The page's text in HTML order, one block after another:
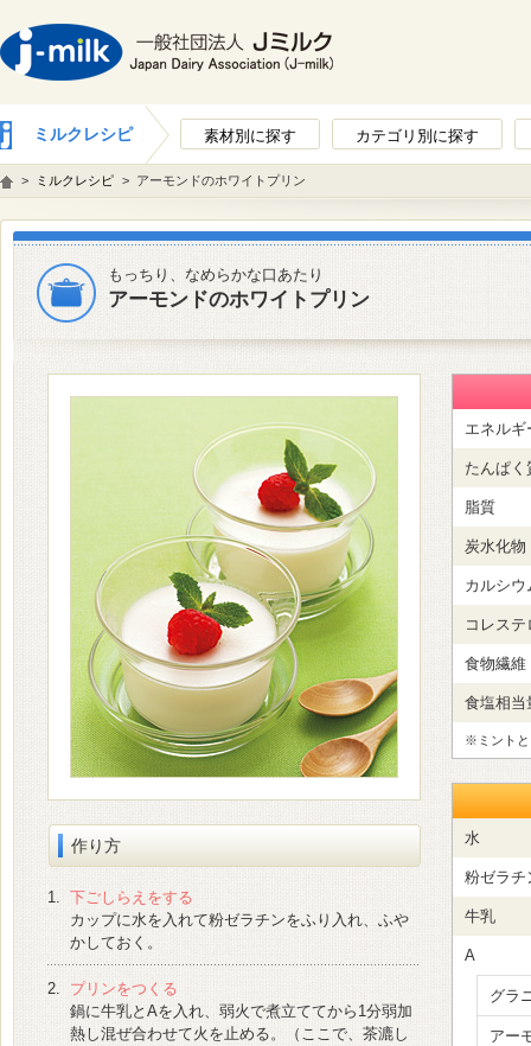
ミルクレシピ 素材別に探す カテゴリ別に探す
> ミルクレシピ > アーモンドのホワイトプリン
もっちり、なめらかな口あたり
アーモンドのホワイトプリン
作り方
1. 下ごしらえをする
カップに水を入れて粉ゼラチンをふり入れ、ふや
かしておく。
2.
プリンをつくる
鍋に牛乳とAを入れ、弱火で煮立ててから1分弱加
熱し混ぜ合わせて火を止める。（ここで、茶漉し
エネルギ
たんぱく
脂質
炭水化物
カルシウ
コレステ
食物繊維
食塩相当
※ミントと
水
粉ゼラチ
牛乳
A
グラ
アー